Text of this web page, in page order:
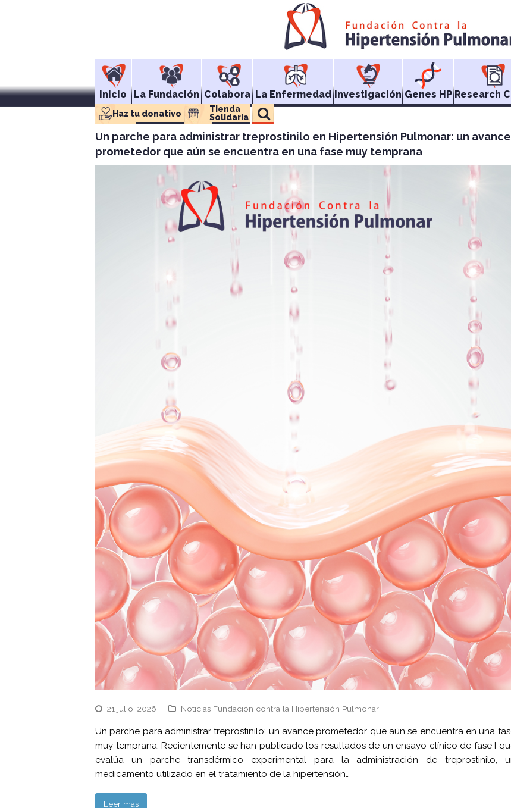
Inicio La Fundación Colabora La Enfermedad Investigación Genes HP Research
Haz tu donativo
Tienda
Solidaria
Un parche para administrar treprostinilo en Hipertensión Pulmonar: un avance
prometedor que aún se encuentra en una fase muy temprana
21 julio, 2026 Noticias Fundación contra la Hipertensión Pulmonar
Un parche para administrar treprostinilo: un avance prometedor que aún se encuentra en una
muy temprana. Recientemente se han publicado los resultados de un ensayo clínico de fase I
evalúa un parche transdérmico experimental para la administración de treprostinilo,
medicamento utilizado en el tratamiento de la hipertensión…
Leer más